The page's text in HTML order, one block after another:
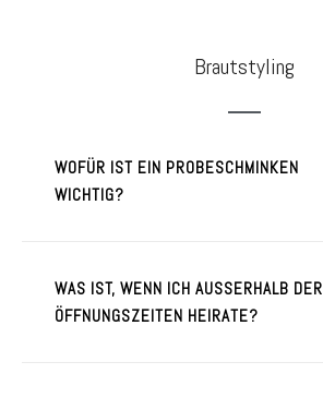
Brautstyling
WOFÜR IST EIN PROBESCHMINKEN
WICHTIG?
WAS IST, WENN ICH AUSSERHALB DER Ö
FFNUNGSZEITEN HEIRATE?